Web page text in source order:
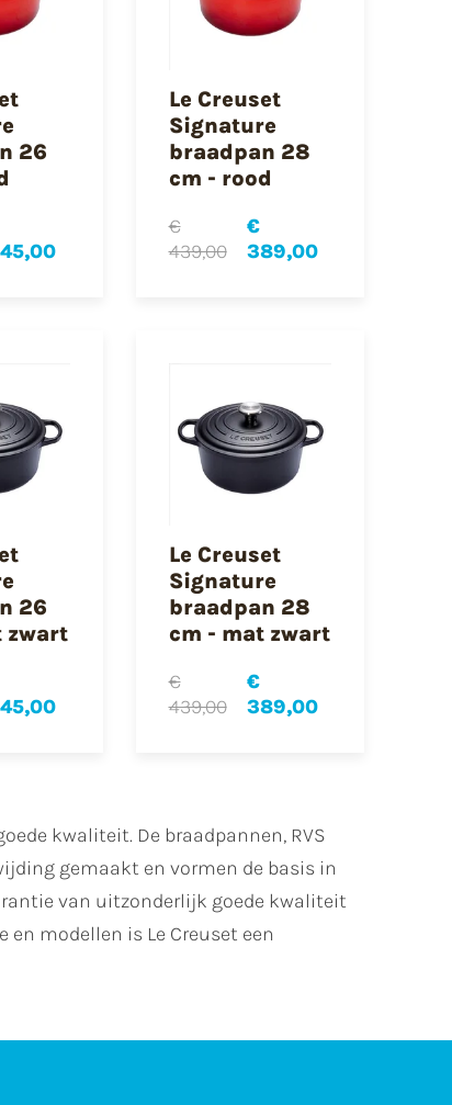
26
Le Creuset
Signature
braadpan 28
cm - rood
€
439,00
€
389,00
26
zwart
Le Creuset
Signature
braadpan 28
cm - mat zwart
€
439,00
€
389,00
kwaliteit. De braadpannen, RVS
gemaakt en vormen de basis in
van uitzonderlijk goede kwaliteit
modellen is Le Creuset een